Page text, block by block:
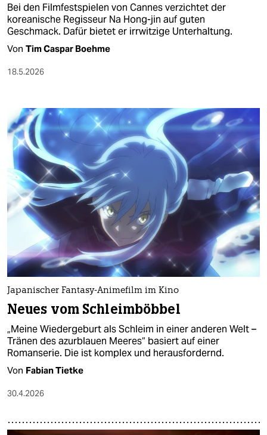
Bei den Filmfestspielen von Cannes verzichtet der
koreanische Regisseur Na Hong-jin auf guten
Geschmack. Dafür bietet er irrwitzige Unterhaltung.
Von Tim Caspar Boehme
18.5.2026
Japanischer Fantasy-Animefilm im Kino
Neues vom Schleimböbbel
„Meine Wiedergeburt als Schleim in einer anderen Welt –
Tränen des azurblauen Meeres“ basiert auf einer
Romanserie. Die ist komplex und herausfordernd.
Von Fabian Tietke
30.4.2026